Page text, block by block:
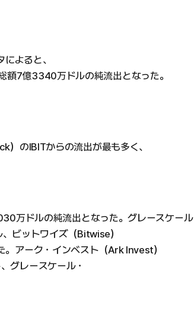
よると、
額7億3340万ドルの純流出となった。
のIBITからの流出が最も多く、
万ドルの純流出となった。グレースケール
ビットワイズ（Bitwise）
アーク・インベスト（Ark Invest）
グレースケール・